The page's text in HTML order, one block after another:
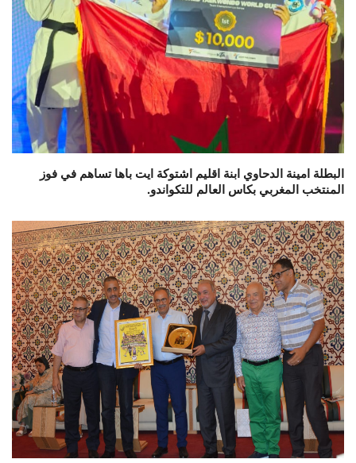
البطلة امينة الدحاوي ابنة اقليم اشتوكة ايت باها تساهم في فوز
المنتخب المغربي بكاس العالم للتكواندو.